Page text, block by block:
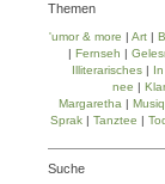
Themen
'umor & more | Art |
| Fernseh |
Illiterarisches |
nee |
Margaretha | Musiq
Sprak | Tanztee |
Suche